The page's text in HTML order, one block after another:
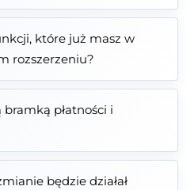
które już masz w
rozszerzeniu?
bramką płatności i
będzie działał